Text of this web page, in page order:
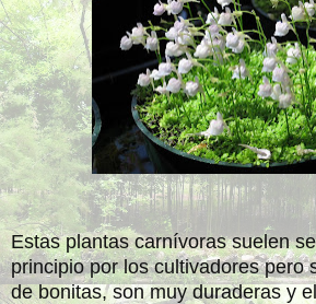
Estas plantas carnívoras suelen
principio por los cultivadores pero
de bonitas, son muy duraderas y